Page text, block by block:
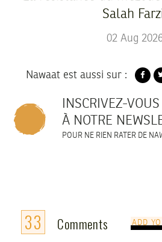
Salah
02 Aug
Nawaat est aussi sur :
INSCRIVEZ-VOUS
À NOTRE
POUR NE RIEN RATER DE
33 Comments ADD